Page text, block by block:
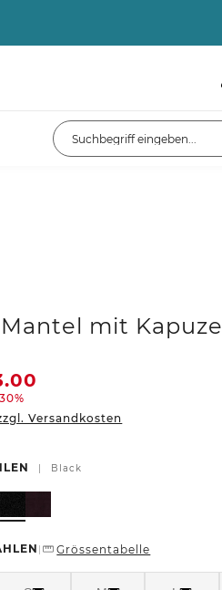
mit Kapuze
Versandkosten
| Black
| Grössentabelle